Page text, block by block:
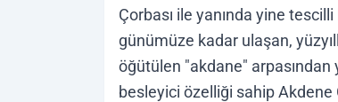
Çorbası ile yanında yine
günümüze kadar ulaşan,
öğütülen "akdane"
besleyici özelliği sahip Akdene